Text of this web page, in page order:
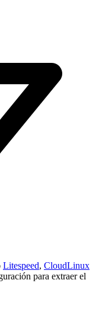
Litespeed, CloudLinux
para extraer el